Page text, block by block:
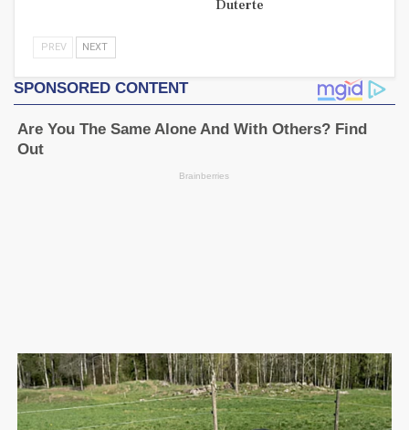
Duterte
PREV NEXT